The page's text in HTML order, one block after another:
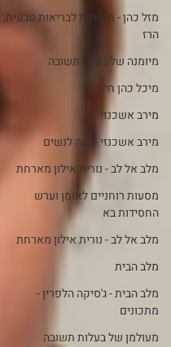
מזל כהן - מומחית לבריאות טבעית,
הרז
מיומנה של בעלת תשובה
מיכל כהן חי
מירב אשכנזי
מירב אשכנזי - יוגה לנשים
מלב אל לב - נורית אילון מארחת
מסעות רוחניים לאומן וערש
החסידות בא
מלב אל לב - נורית אילון מארחת
מלב הבית
מלב הבית - ג'סיקה הלפרין -
מתכונים
מעולמן של בעלות תשובה